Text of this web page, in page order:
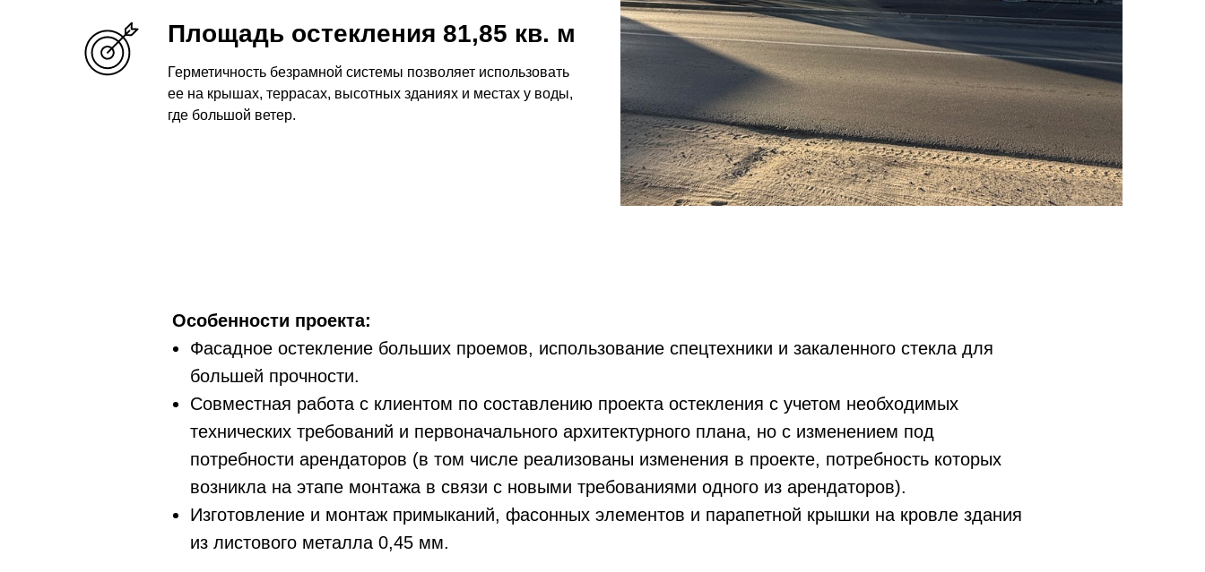
Площадь остекления 81,85 кв. м
Герметичность безрамной системы позволяет использовать
ее на крышах, террасах, высотных зданиях и местах у воды,
где большой ветер.
Особенности проекта:
Фасадное остекление больших проемов, использование спецтехники и закаленного стекла для
большей прочности.
Совместная работа с клиентом по составлению проекта остекления с учетом необходимых
технических требований и первоначального архитектурного плана, но с изменением под
потребности арендаторов (в том числе реализованы изменения в проекте, потребность которых
возникла на этапе монтажа в связи с новыми требованиями одного из арендаторов).
Изготовление и монтаж примыканий, фасонных элементов и парапетной крышки на кровле здания
из листового металла 0,45 мм.